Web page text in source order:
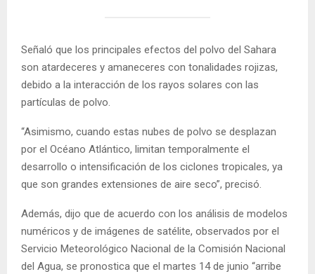
Señaló que los principales efectos del polvo del Sahara
son atardeceres y amaneceres con tonalidades rojizas,
debido a la interacción de los rayos solares con las
partículas de polvo.
“Asimismo, cuando estas nubes de polvo se desplazan
por el Océano Atlántico, limitan temporalmente el
desarrollo o intensificación de los ciclones tropicales, ya
que son grandes extensiones de aire seco”, precisó.
Además, dijo que de acuerdo con los análisis de modelos
numéricos y de imágenes de satélite, observados por el
Servicio Meteorológico Nacional de la Comisión Nacional
del Agua, se pronostica que el martes 14 de junio “arribe